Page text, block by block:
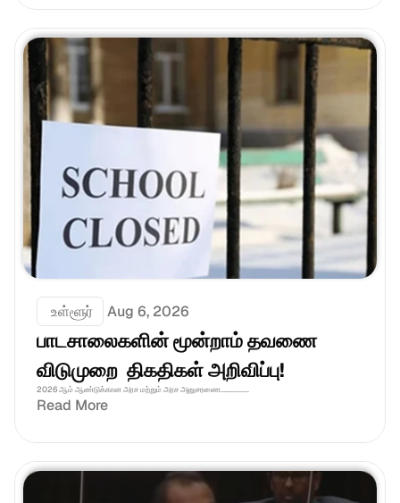
உள்ளூர் Aug 6, 2026
பாடசாலைகளின் மூன்றாம் தவணை
விடுமுறை  திகதிகள் அறிவிப்பு!
2026 ஆம் ஆண்டுக்கான அரச மற்றும் அரச அனுசரணை................
Read More